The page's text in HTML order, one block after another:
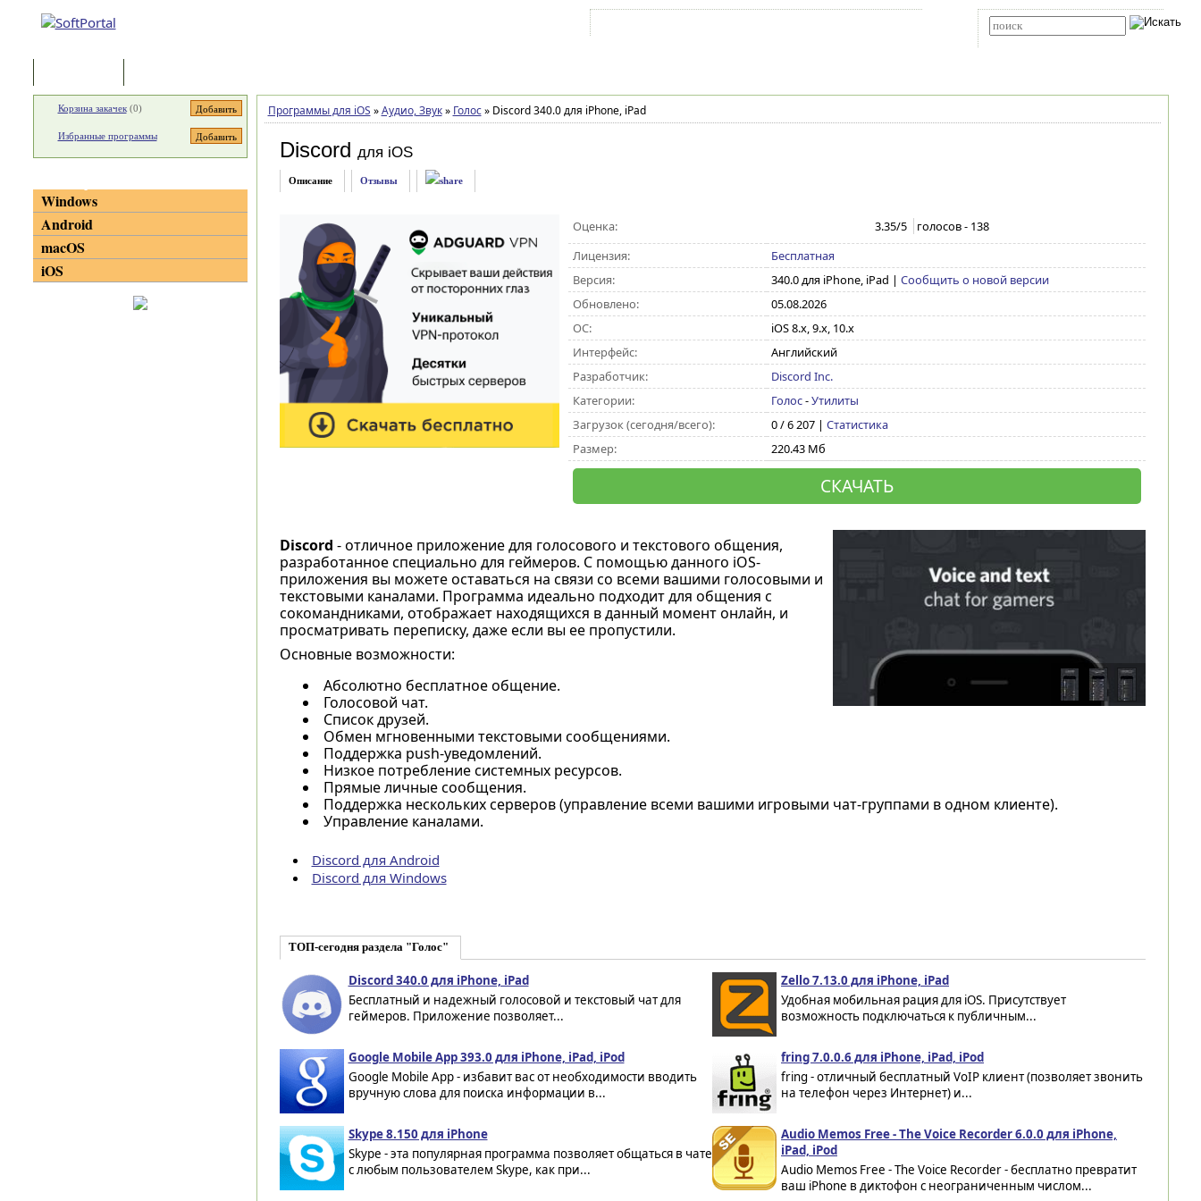
Программы для iOS » Аудио, Звук » Голос »Discord 340.0 для iPhone, iPad
Discord для iOS
Описание Отзывы
Оценка: 3.35/5 голосов - 138
Лицензия:
Бесплатная
Версия:
340.0 для iPhone, iPad | Сообщить о новой версии
Обновлено:
05.08.2026
ОС:
iOS 8.x, 9.x, 10.x
Интерфейс:
Английский
Разработчик:
Discord Inc.
Категории:
Голос-Утилиты
Загрузок (сегодня/всего):
0 / 6 207 | Статистика
Размер:
220.43 Мб
СКАЧАТЬ
Discord - отличное приложение для голосового и текстового общения,
разработанное специально для геймеров. С помощью данного iOS-
приложения вы можете оставаться на связи со всеми вашими голосовыми и
текстовыми каналами. Программа идеально подходит для общения с
сокомандниками, отображает находящихся в данный момент онлайн, и
просматривать переписку, даже если вы ее пропустили.
Основные возможности:
Абсолютно бесплатное общение.
Голосовой чат.
Список друзей.
Обмен мгновенными текстовыми сообщениями.
Поддержка push-уведомлений.
Низкое потребление системных ресурсов.
Прямые личные сообщения.
Поддержка нескольких серверов (управление всеми вашими игровыми чат-группами в одном клиенте).
Управление каналами.
Discord для Android
Discord для Windows
ТОП-сегодня раздела "Голос"
Discord 340.0 для iPhone, iPad
Бесплатный и надежный голосовой и текстовый чат для
геймеров. Приложение позволяет...
Zello 7.13.0 для iPhone, iPad
Удобная мобильная рация для iOS. Присутствует
возможность подключаться к публичным...
Google Mobile App 393.0 для iPhone, iPad, iPod
Google Mobile App - избавит вас от необходимости вводить
вручную слова для поиска информации в...
fring 7.0.0.6 для iPhone, iPad, iPod
fring - отличный бесплатный VoIP клиент (позволяет звонить
на телефон через Интернет) и...
Skype 8.150 для iPhone
Skype - эта популярная программа позволяет общаться в чате
с любым пользователем Skype, как при...
Audio Memos Free - The Voice Recorder 6.0.0 для iPhone,
iPad, iPod
Audio Memos Free - The Voice Recorder - бесплатно превратит
ваш iPhone в диктофон с неограниченным числом...
Корзина закачек(0)
Избранные программы
Windows
Android
macOS
iOS